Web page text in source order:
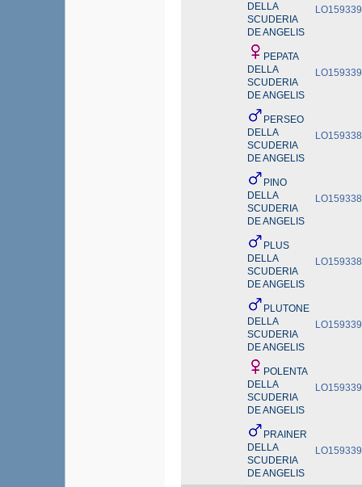
DELLA
SCUDERIA
DE ANGELIS
PEPATA
DELLA
SCUDERIA
DE ANGELIS
PERSEO
DELLA
SCUDERIA
DE ANGELIS
PINO
DELLA
SCUDERIA
DE ANGELIS
PLUS
DELLA
SCUDERIA
DE ANGELIS
PLUTONE
DELLA
SCUDERIA
DE ANGELIS
POLENTA
DELLA
SCUDERIA
DE ANGELIS
PRAINER
DELLA
SCUDERIA
DE ANGELIS